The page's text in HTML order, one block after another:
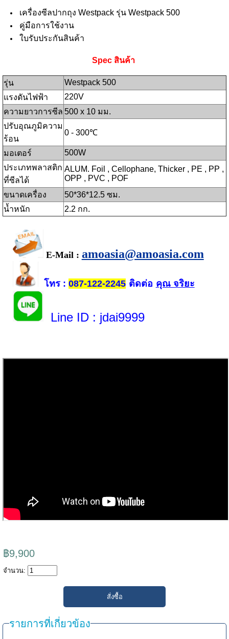
เครื่องซีลปากถุง Westpack รุ่น Westpack 500
คู่มือการใช้งาน
ใบรับประกันสินค้า
Spec สินค้า
รุ่น
Westpack 500
แรงดันไฟฟ้า
220V
ความยาวการซีล 500 x 10 มม.
ปรับอุณภูมิความ
ร้อน
0 - 300℃
มอเตอร์
500W
ประเภทพลาสติก
ที่ซีลได้
ALUM. Foil , Cellophane, Thicker , PE , PP ,
OPP , PVC , POF
ขนาดเครื่อง
50*36*12.5 ซม.
น้ำหนัก
2.2 กก.
E-Mail : amoasia@amoasia.com
โทร: 087-122-2245ติดต่อ คุณ จริยะ
Line ID : jdai9999
฿9,900
จำนวน:
รายการที่เกี่ยวข้อง